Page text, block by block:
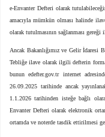
e-Envanter Defteri olarak
amacıyla mümkün olması halinde
olarak tutulmasının sağlanması
Ancak Bakanlığımız ve Gelir İdaresi
Tebliğe ilave olarak ilgili defterin
bunun edefter.gov.tr internet
26.09.2025 tarihinde ancak
1.1.2026 tarihinden isteğe bağlı
Envanter Defteri olarak elektronik
ortamda ve noterde tasdik ettirilmesi